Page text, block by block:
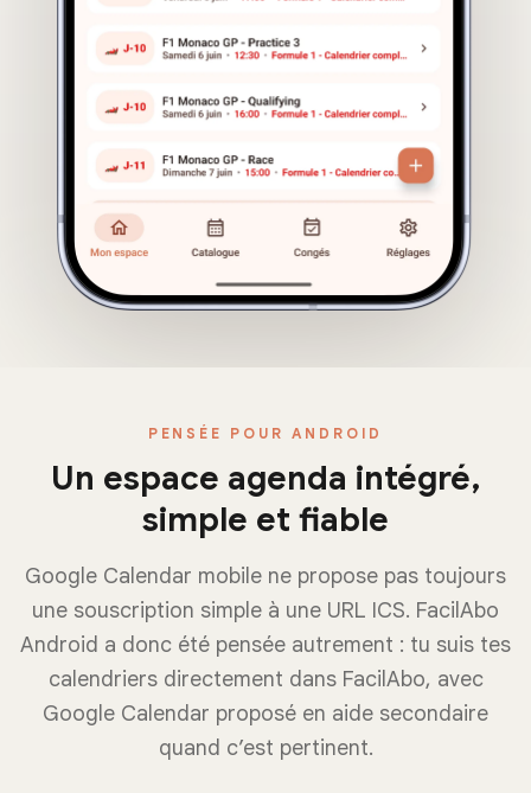
PENSÉE POUR ANDROID
Un espace agenda intégré,
simple et fiable
Google Calendar mobile ne propose pas toujours
une souscription simple à une URL ICS. FacilAbo
Android a donc été pensée autrement : tu suis tes
calendriers directement dans FacilAbo, avec
Google Calendar proposé en aide secondaire
quand c’est pertinent.